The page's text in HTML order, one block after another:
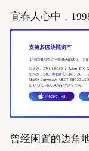
宜春人心中，
曾经闲置的边角